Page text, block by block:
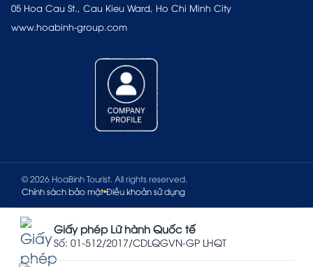
05 Hoa Cau St., Cau Kieu Ward, Ho Chi Minh City
www.hoabinh-group.com
© 2026 HoaBinh Tourist. All rights reserved.
Chính sách bảo mật Điều khoản sử dụng
Giấy phép Lữ hành Quốc tế
Số: 01-512/2017/CDLQGVN-GP LHQT